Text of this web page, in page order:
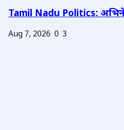
Tamil Nadu Politics:
Aug 7, 2026 0 3